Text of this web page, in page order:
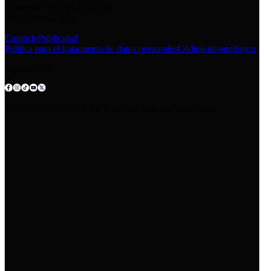
ContactoPublicidad
Política para el tratamiento de datos personalesCódigo deontológico